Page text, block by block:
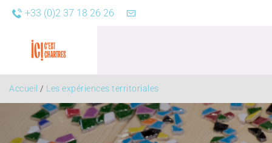
+33 (0)2 37 18 26 26
Accueil / Les expériences territoriales